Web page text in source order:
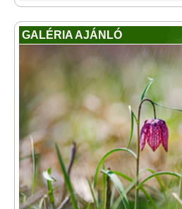
GALÉRIA AJÁNLÓ